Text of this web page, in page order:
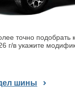
точно подобрать
г/в укажите
шины